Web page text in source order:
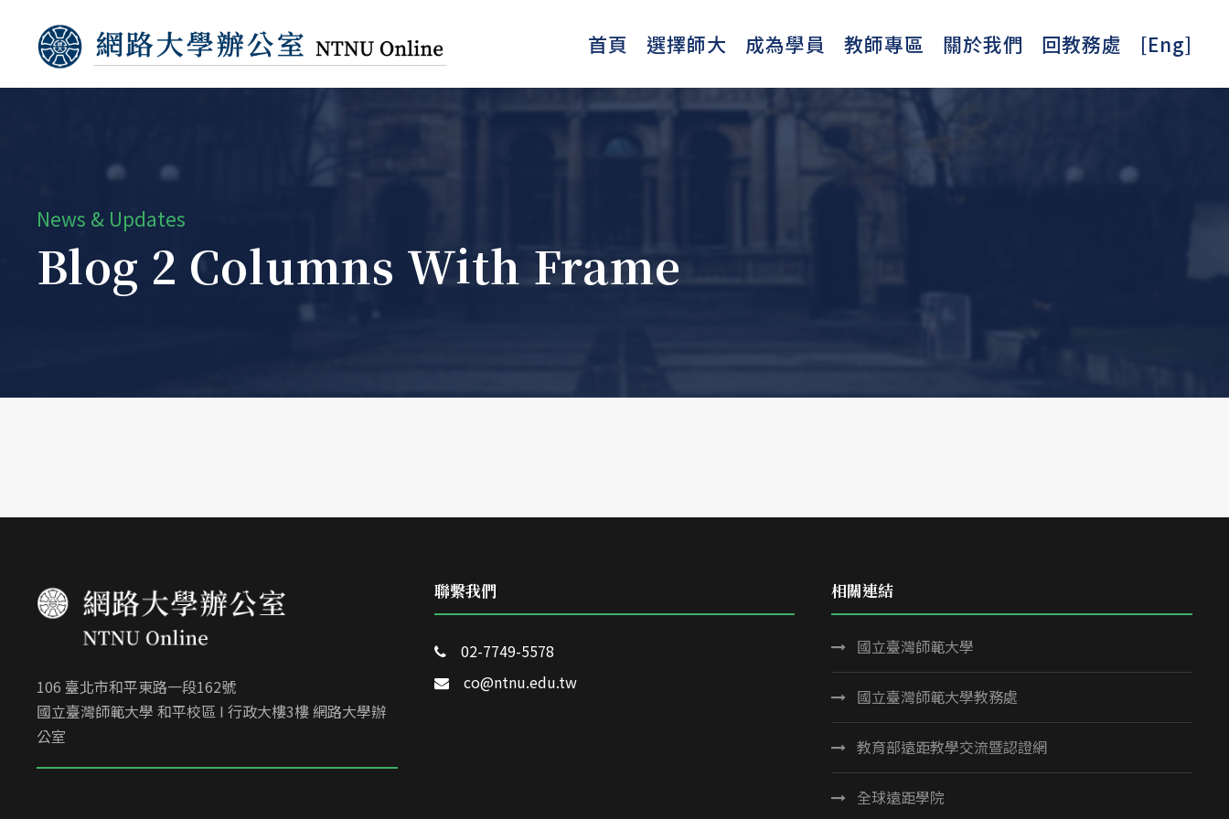
首頁 選擇師大 成為學員 教師專區 關於我們 回教務處 [Eng]
News & Updates
Blog 2 Columns With Frame
106 臺北市和平東路一段162號
國立臺灣師範大學 和平校區 I 行政大樓3樓 網路大學辦
公室
聯繫我們
02-7749-5578
co@ntnu.edu.tw
相關連結
國立臺灣師範大學
國立臺灣師範大學教務處
教育部遠距教學交流暨認證網
全球遠距學院